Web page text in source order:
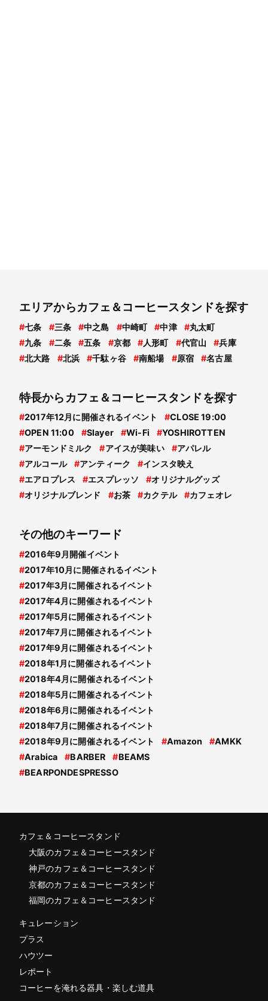
エリアからカフェ＆コーヒースタンドを探す
#七条 #三条 #中之島 #中崎町 #中津 #丸太町
#九条 #二条 #五条 #京都 #人形町 #代官山 #兵庫
#北大路 #北浜 #千駄ヶ谷 #南船場 #原宿 #名古屋
特長からカフェ＆コーヒースタンドを探す
#2017年12月に開催されるイベント #CLOSE 19:00
#OPEN 11:00 #Slayer #Wi-Fi #YOSHIROTTEN
#アーモンドミルク #アイスが美味い #アパレル
#アルコール #アンティーク #インスタ映え
#エアロプレス #エスプレッソ #オリジナルグッズ
#オリジナルブレンド #お茶 #カクテル #カフェオレ
その他のキーワード
#2016年9月開催イベント
#2017年10月に開催されるイベント
#2017年3月に開催されるイベント
#2017年4月に開催されるイベント
#2017年5月に開催されるイベント
#2017年7月に開催されるイベント
#2017年9月に開催されるイベント
#2018年1月に開催されるイベント
#2018年4月に開催されるイベント
#2018年5月に開催されるイベント
#2018年6月に開催されるイベント
#2018年7月に開催されるイベント
#2018年9月に開催されるイベント #Amazon #AMKK
#Arabica #BARBER #BEAMS
#BEARPONDESPRESSO
カフェ＆コーヒースタンド
大阪のカフェ＆コーヒースタンド
神戸のカフェ＆コーヒースタンド
京都のカフェ＆コーヒースタンド
福岡のカフェ＆コーヒースタンド
キュレーション
プラス
ハウツー
レポート
コーヒーを淹れる器具・楽しむ道具